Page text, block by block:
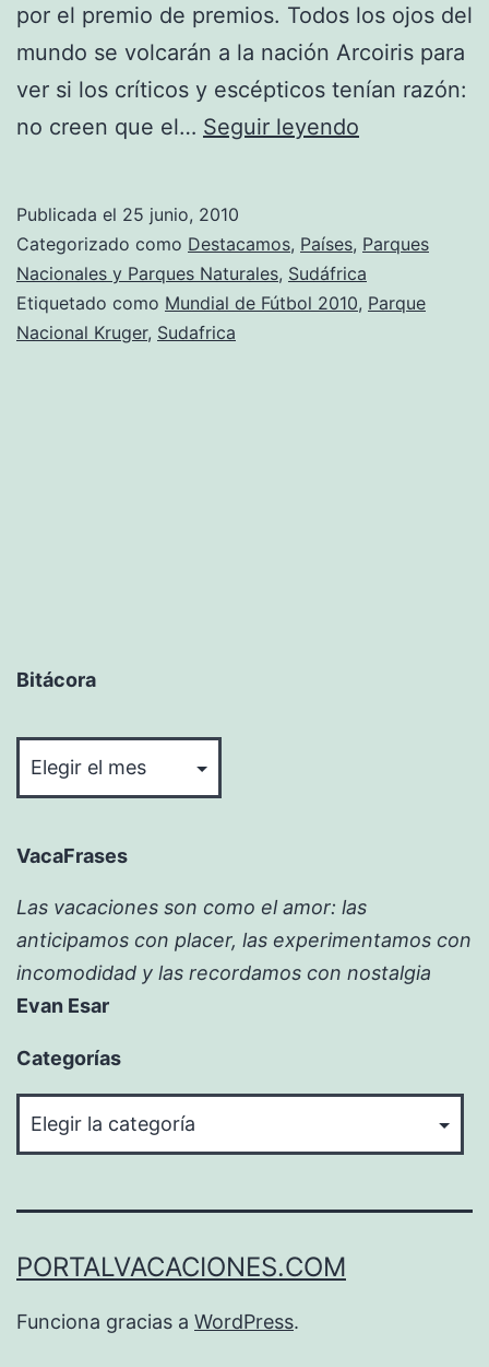
por el premio de premios. Todos los ojos del
mundo se volcarán a la nación Arcoiris para
ver si los críticos y escépticos tenían razón:
no creen que el… Seguir leyendo
Publicada el 25 junio, 2010
Categorizado como Destacamos, Países, Parques
Nacionales y Parques Naturales, Sudáfrica
Etiquetado como Mundial de Fútbol 2010, Parque
Nacional Kruger, Sudafrica
Bitácora
VacaFrases
Las vacaciones son como el amor: las
anticipamos con placer, las experimentamos con
incomodidad y las recordamos con nostalgia
Evan Esar
Categorías
PORTALVACACIONES.COM
Funciona gracias a WordPress.